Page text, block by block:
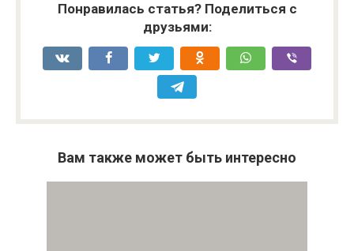
Понравилась статья? Поделиться с
друзьями:
Вам также может быть интересно